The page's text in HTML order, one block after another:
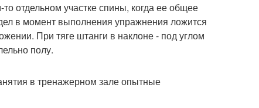
отдельном участке спины, когда ее общее
в момент выполнения упражнения ложится
При тяге штанги в наклоне - под углом
полу.
в тренажерном зале опытные